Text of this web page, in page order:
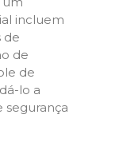
incluem
de
de
de
lo a
segurança